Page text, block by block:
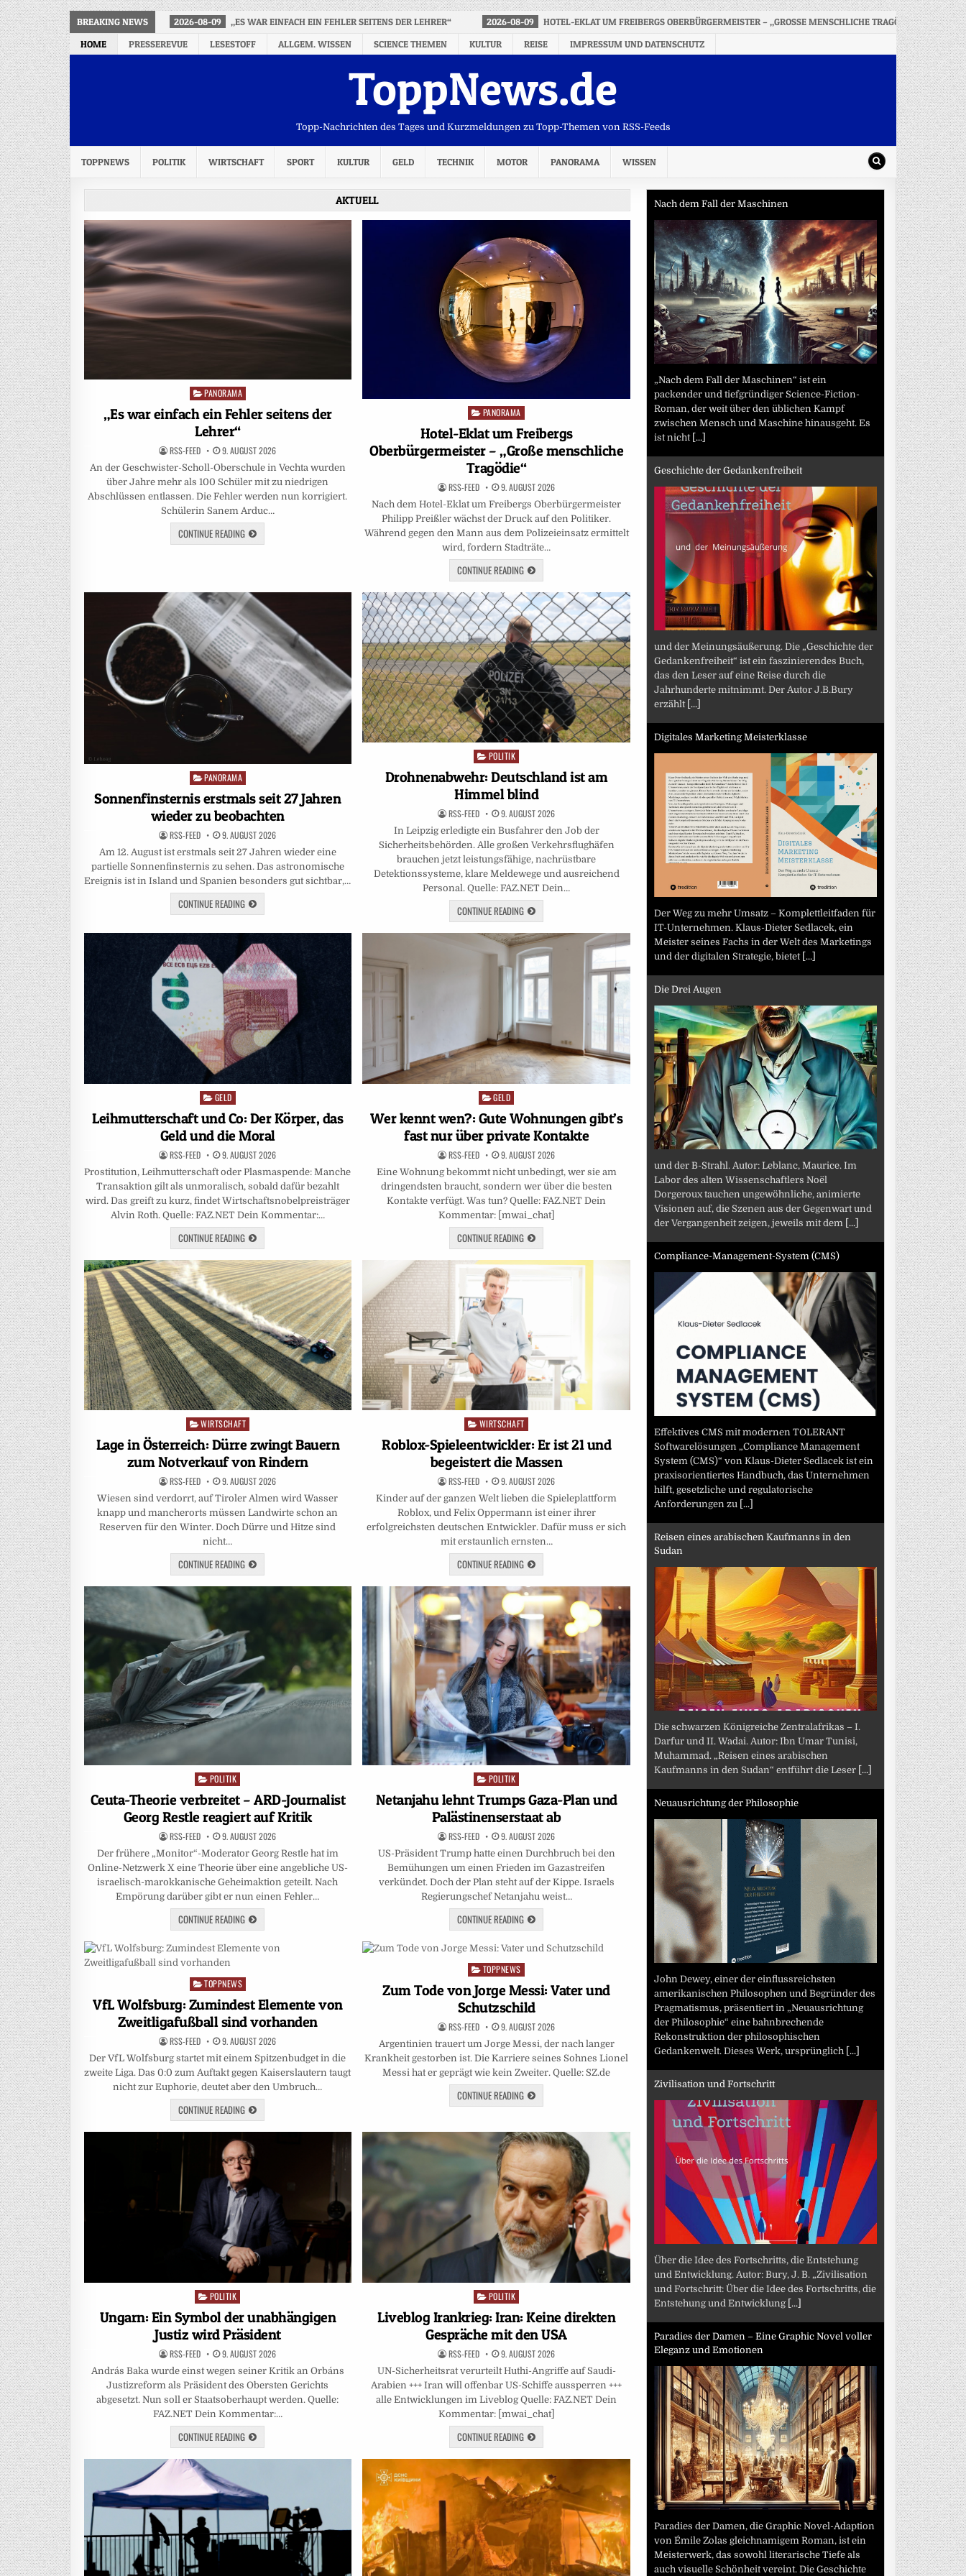
BREAKING NEWS 2026-08-09 „ES WAR EINFACH EIN FEHLER SEITENS DER LEHRER“ 2026-08-09 HOTEL-EKLAT UM FREIBERGS OBERBÜRGERMEISTER – „GROSSE MENSCHLICHE TRAGÖDIE“
HOME
PRESSEREVUE LESESTOFF ALLGEM. WISSEN SCIENCE THEMEN KULTUR REISE IMPRESSUM UND DATENSCHUTZ
ToppNews.de
Topp-Nachrichten des Tages und Kurzmeldungen zu Topp-Themen von RSS-Feeds
TOPPNEWS POLITIK WIRTSCHAFT SPORT KULTUR GELD TECHNIK MOTOR PANORAMA WISSEN
AKTUELL
Posted
in
PANORAMA
„Es war einfach ein Fehler seitens der
Lehrer“
RSS-FEED 9. AUGUST 2026
An der Geschwister-Scholl-Oberschule in Vechta wurden
über Jahre mehr als 100 Schüler mit zu niedrigen
Abschlüssen entlassen. Die Fehler werden nun korrigiert.
Schülerin Sanem Arduc…
CONTINUE READING
Posted
in
PANORAMA
Hotel-Eklat um Freibergs
Oberbürgermeister – „Große menschliche
Tragödie“
RSS-FEED 9. AUGUST 2026
Nach dem Hotel-Eklat um Freibergs Oberbürgermeister
Philipp Preißler wächst der Druck auf den Politiker.
Während gegen den Mann aus dem Polizeieinsatz ermittelt
wird, fordern Stadträte…
CONTINUE READING
Posted
in
PANORAMA
Sonnenfinsternis erstmals seit 27 Jahren
wieder zu beobachten
RSS-FEED 9. AUGUST 2026
Am 12. August ist erstmals seit 27 Jahren wieder eine
partielle Sonnenfinsternis zu sehen. Das astronomische
Ereignis ist in Island und Spanien besonders gut sichtbar,…
CONTINUE READING
Posted
in
POLITIK
Drohnenabwehr: Deutschland ist am
Himmel blind
RSS-FEED 9. AUGUST 2026
In Leipzig erledigte ein Busfahrer den Job der
Sicherheitsbehörden. Alle großen Verkehrsflughäfen
brauchen jetzt leistungsfähige, nachrüstbare
Detektionssysteme, klare Meldewege und ausreichend
Personal. Quelle: FAZ.NET Dein…
CONTINUE READING
Posted
GELD
Leihmutterschaft und Co: Der Körper, das
Geld und die Moral
RSS-FEED 9. AUGUST 2026
Prostitution, Leihmutterschaft oder Plasmaspende: Manche
Transaktion gilt als unmoralisch, sobald dafür bezahlt
wird. Das greift zu kurz, findet Wirtschaftsnobelpreisträger
Alvin Roth. Quelle: FAZ.NET Dein Kommentar:…
CONTINUE READING
Posted
in
GELD
Wer kennt wen?: Gute Wohnungen gibt’s
fast nur über private Kontakte
RSS-FEED 9. AUGUST 2026
Eine Wohnung bekommt nicht unbedingt, wer sie am
dringendsten braucht, sondern wer über die besten
Kontakte verfügt. Was tun? Quelle: FAZ.NET Dein
Kommentar: [mwai_chat]
CONTINUE READING
Posted
in
WIRTSCHAFT
Lage in Österreich: Dürre zwingt Bauern
zum Notverkauf von Rindern
RSS-FEED 9. AUGUST 2026
Wiesen sind verdorrt, auf Tiroler Almen wird Wasser
knapp und mancherorts müssen Landwirte schon an
Reserven für den Winter. Doch Dürre und Hitze sind
nicht…
CONTINUE READING
Posted
WIRTSCHAFT
Roblox-Spieleentwickler: Er ist 21 und
begeistert die Massen
RSS-FEED 9. AUGUST 2026
Kinder auf der ganzen Welt lieben die Spieleplattform
Roblox, und Felix Oppermann ist einer ihrer
erfolgreichsten deutschen Entwickler. Dafür muss er sich
mit erstaunlich ernsten…
CONTINUE READING
Posted
in
POLITIK
Ceuta-Theorie verbreitet – ARD-Journalist
Georg Restle reagiert auf Kritik
RSS-FEED 9. AUGUST 2026
Der frühere „Monitor“-Moderator Georg Restle hat im
Online-Netzwerk X eine Theorie über eine angebliche US-
israelisch-marokkanische Geheimaktion geteilt. Nach
Empörung darüber gibt er nun einen Fehler…
CONTINUE READING
Posted
in
POLITIK
Netanjahu lehnt Trumps Gaza-Plan und
Palästinenserstaat ab
RSS-FEED 9. AUGUST 2026
US-Präsident Trump hatte einen Durchbruch bei den
Bemühungen um einen Frieden im Gazastreifen
verkündet. Doch der Plan steht auf der Kippe. Israels
Regierungschef Netanjahu weist…
CONTINUE READING
Posted
in
TOPPNEWS
VfL Wolfsburg: Zumindest Elemente von
Zweitligafußball sind vorhanden
RSS-FEED 9. AUGUST 2026
Der VfL Wolfsburg startet mit einem Spitzenbudget in die
zweite Liga. Das 0:0 zum Auftakt gegen Kaiserslautern taugt
nicht zur Euphorie, deutet aber den Umbruch…
CONTINUE READING
Posted
in
TOPPNEWS
Zum Tode von Jorge Messi: Vater und
Schutzschild
RSS-FEED 9. AUGUST 2026
Argentinien trauert um Jorge Messi, der nach langer
Krankheit gestorben ist. Die Karriere seines Sohnes Lionel
Messi hat er geprägt wie kein Zweiter. Quelle: SZ.de
CONTINUE READING
Posted
in
POLITIK
Ungarn: Ein Symbol der unabhängigen
Justiz wird Präsident
RSS-FEED 9. AUGUST 2026
András Baka wurde einst wegen seiner Kritik an Orbáns
Justizreform als Präsident des Obersten Gerichts
abgesetzt. Nun soll er Staatsoberhaupt werden. Quelle:
FAZ.NET Dein Kommentar:…
CONTINUE READING
Posted
in
POLITIK
Liveblog Irankrieg: Iran: Keine direkten
Gespräche mit den USA
RSS-FEED 9. AUGUST 2026
UN-Sicherheitsrat verurteilt Huthi-Angriffe auf Saudi-
Arabien +++ Iran will offenbar US-Schiffe aussperren +++
alle Entwicklungen im Liveblog Quelle: FAZ.NET Dein
Kommentar: [mwai_chat]
CONTINUE READING
Nach dem Fall der Maschinen
„Nach dem Fall der Maschinen“ ist ein
packender und tiefgründiger Science-Fiction-
Roman, der weit über den üblichen Kampf
zwischen Mensch und Maschine hinausgeht. Es
ist nicht [...]
Geschichte der Gedankenfreiheit
und der Meinungsäußerung. Die „Geschichte der
Gedankenfreiheit“ ist ein faszinierendes Buch,
das den Leser auf eine Reise durch die
Jahrhunderte mitnimmt. Der Autor J.B.Bury
erzählt [...]
Digitales Marketing Meisterklasse
Der Weg zu mehr Umsatz – Komplettleitfaden für
IT-Unternehmen. Klaus-Dieter Sedlacek, ein
Meister seines Fachs in der Welt des Marketings
und der digitalen Strategie, bietet [...]
Die Drei Augen
und der B-Strahl. Autor: Leblanc, Maurice. Im
Labor des alten Wissenschaftlers Noël
Dorgeroux tauchen ungewöhnliche, animierte
Visionen auf, die Szenen aus der Gegenwart und
der Vergangenheit zeigen, jeweils mit dem [...]
Compliance-Management-System (CMS)
Effektives CMS mit modernen TOLERANT
Softwarelösungen „Compliance Management
System (CMS)“ von Klaus-Dieter Sedlacek ist ein
praxisorientiertes Handbuch, das Unternehmen
hilft, gesetzliche und regulatorische
Anforderungen zu [...]
Reisen eines arabischen Kaufmanns in den
Sudan
Die schwarzen Königreiche Zentralafrikas – I.
Darfur und II. Wadai. Autor: Ibn Umar Tunisi,
Muhammad. „Reisen eines arabischen
Kaufmanns in den Sudan“ entführt die Leser [...]
Neuausrichtung der Philosophie
John Dewey, einer der einflussreichsten
amerikanischen Philosophen und Begründer des
Pragmatismus, präsentiert in „Neuausrichtung
der Philosophie“ eine bahnbrechende
Rekonstruktion der philosophischen
Gedankenwelt. Dieses Werk, ursprünglich [...]
Zivilisation und Fortschritt
Über die Idee des Fortschritts, die Entstehung
und Entwicklung. Autor: Bury, J. B. „Zivilisation
und Fortschritt: Über die Idee des Fortschritts, die
Entstehung und Entwicklung [...]
Paradies der Damen – Eine Graphic Novel voller
Eleganz und Emotionen
Paradies der Damen, die Graphic Novel-Adaption
von Émile Zolas gleichnamigem Roman, ist ein
Meisterwerk, das sowohl literarische Tiefe als
auch visuelle Schönheit vereint. Die Geschichte